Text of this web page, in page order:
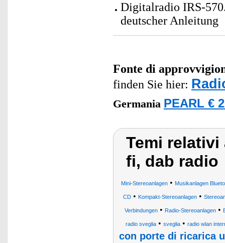
Digitalradio IRS-
deutscher Anleitung
Fonte di
finden Sie hier:
Germania PEARL €
Temi
fi, dab radio
Mini-Stereoanlagen • Musikanlagen
CD• Kompakt-Stereoanlagen•
Verbindungen • Radio-Stereoanlagen •
radio sveglia • sveglia • radio wlan
con porte di ricarica